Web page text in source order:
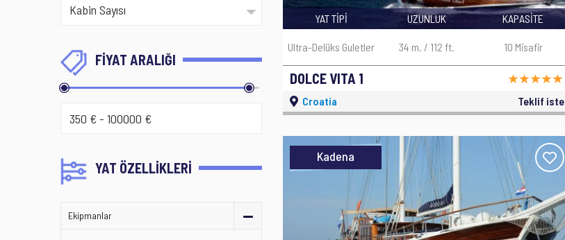
FİYAT ARALIĞI
YAT ÖZELLİKLERİ
Ekipmanlar
DOLCE VITA 1
YAT TİPİ
Ultra-Delüks Guletler
UZUNLUK
34 m. / 112 ft.
KAPASİTE
10 Misafir
Croatia Teklif iste
Kadena